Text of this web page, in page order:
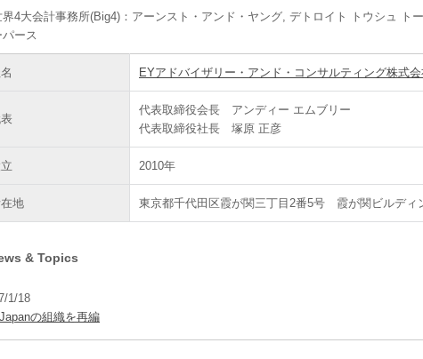
4大会計事務所(Big4)：アーンスト・アンド・ヤング, デトロイト トウシュ ト
ース
EYアドバイザリー・アンド・コンサルティング株式
代表取締役会長 アンディー エムブリー
代表取締役社長 塚原 正彦
2010年
地 東京都千代田区霞が関三丁目2番5号 霞が関ビルディ
& Topics
1/18
の組織を再編